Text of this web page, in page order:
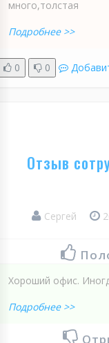
много,толстая
Подробнее >>
0 0
Отзыв
Сергей
Хороший офис.
Подробнее >>